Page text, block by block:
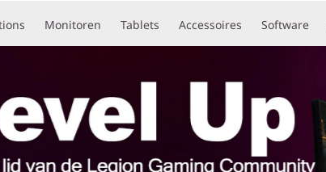
Monitoren Tablets Accessoires Software